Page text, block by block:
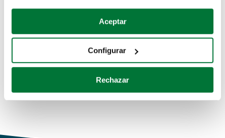
Si lo permite, también quisiéramos:
Recopilar información sobre su ubicación geográfica
Identificar su dispositivo analizándolo activamente
para buscar características específicas (huellas
Obtenga más información sobre cómo se procesan sus
Aceptar
Configurar
Rechazar
Coches de segunda mano
Coches de km0